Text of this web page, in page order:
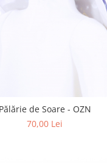
de Soare - OZN
70,00 Lei